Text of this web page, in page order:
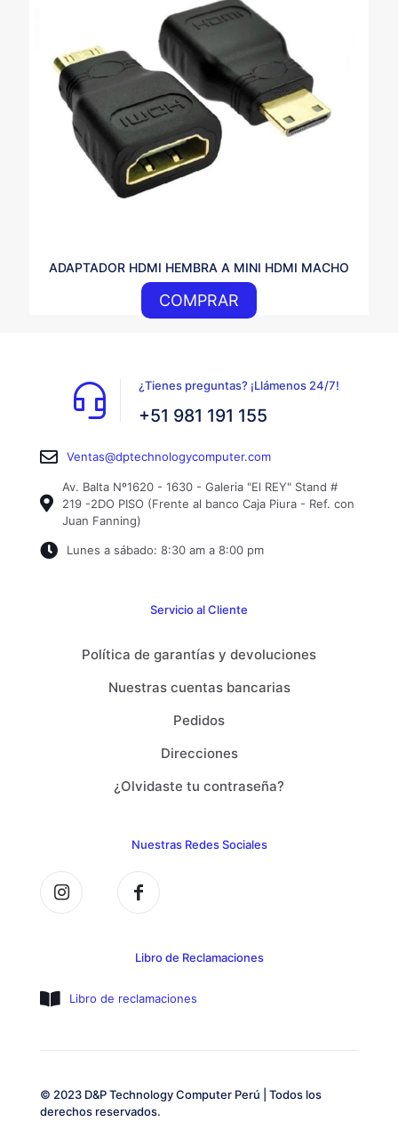
ADAPTADOR HDMI HEMBRA A MINI HDMI MACHO
COMPRAR
¿Tienes preguntas? ¡Llámenos 24/7!
+51 981 191 155
Ventas@dptechnologycomputer.com
Av. Balta Nº1620 - 1630 - Galeria "El REY" Stand #
219 -2DO PISO (Frente al banco Caja Piura - Ref. con
Juan Fanning)
Lunes a sábado: 8:30 am a 8:00 pm
Servicio al Cliente
Política de garantías y devoluciones
Nuestras cuentas bancarias
Pedidos
Direcciones
¿Olvidaste tu contraseña?
Nuestras Redes Sociales
Libro de Reclamaciones
Libro de reclamaciones
© 2023 D&P Technology Computer Perú | Todos los
derechos reservados.